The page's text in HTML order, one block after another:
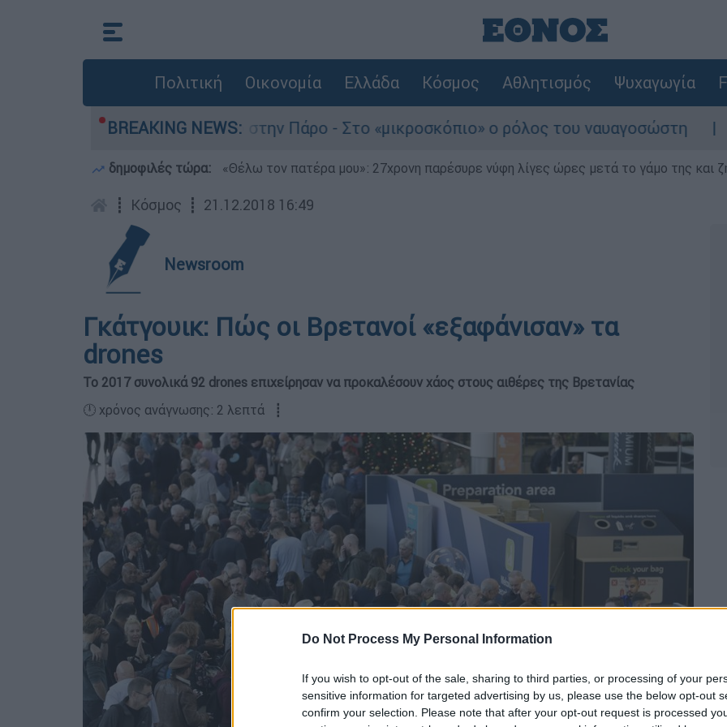
Do Not Process My Personal Information
If you wish to opt-out of the sale, sharing to third parties, or processing of your
sensitive information for targeted advertising by us, please use the below opt-out
confirm your selection. Please note that after your opt-out request is processed
Πολιτική Οικονομία Ελλάδα Κόσμος Αθλητισμός Ψυχαγωγία
BREAKING NEWS:
θάνατο του 4χρονου στην Πάρο - Στο «μικροσκόπιο» ο ρόλος του ναυαγοσώστη
δημοφιλές τώρα: «Θέλω τον πατέρα μου»: 27χρονη παρέσυρε νύφη λίγες ώρες μετά το γάμο της και
┋ Κόσμος ┋ 21.12.2018 16:49
Newsroom
Γκάτγουικ: Πώς οι Βρετανοί «εξαφάνισαν» τα
drones
Το 2017 συνολικά 92 drones επιχείρησαν να προκαλέσουν χάος στους αιθέρες της Βρετανίας
🕛 χρόνος ανάγνωσης: 2 λεπτά ┋